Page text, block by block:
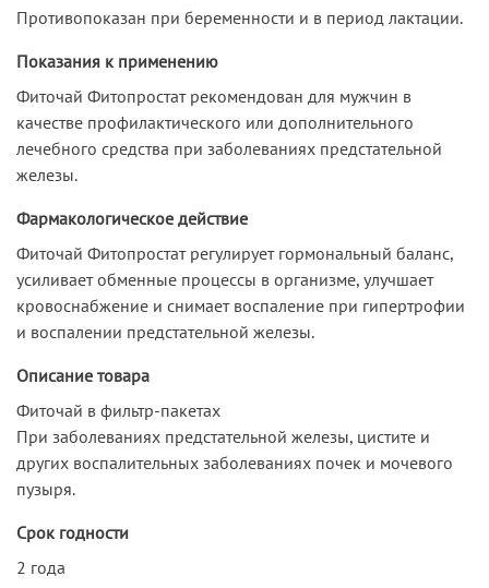
Противопоказан при беременности и в период лактации.
Показания к применению
Фиточай Фитопростат рекомендован для мужчин в
качестве профилактического или дополнительного
лечебного средства при заболеваниях предстательной
железы.
Фармакологическое действие
Фиточай Фитопростат регулирует гормональный баланс,
усиливает обменные процессы в организме, улучшает
кровоснабжение и снимает воспаление при гипертрофии
и воспалении предстательной железы.
Описание товара
Фиточай в фильтр-пакетах
При заболеваниях предстательной железы, цистите и
других воспалительных заболеваниях почек и мочевого
пузыря.
Срок годности
2 года